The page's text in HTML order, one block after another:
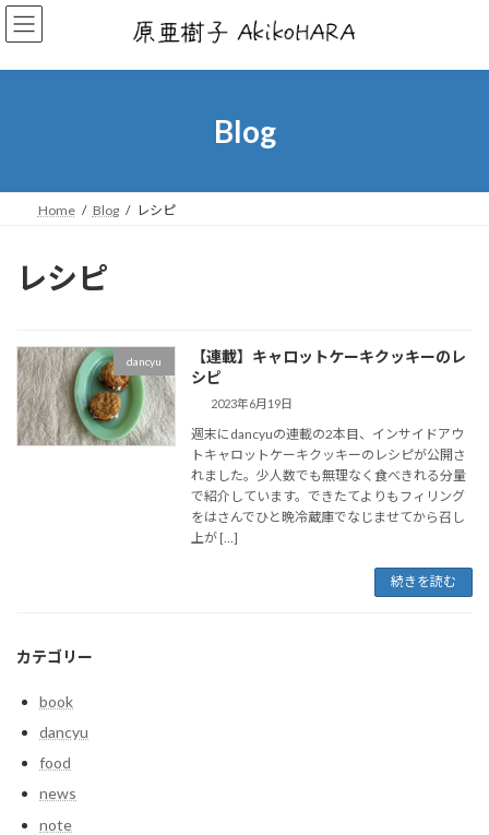
コ
ン
ン
ナ
ビ
ー
Blog
Home Blog レシピ
レシピ
dancyu
【連載】キャロットケーキクッキーのレ
シピ
2023年6月19日
週末にdancyuの連載の2本目、インサイドアウ
トキャロットケーキクッキーのレシピが公開さ
れました。少人数でも無理なく食べきれる分量
で紹介しています。できたてよりもフィリング
をはさんでひと晩冷蔵庫でなじませてから召し
上が […]
続きを読む
カテゴリー
book
dancyu
food
news
note